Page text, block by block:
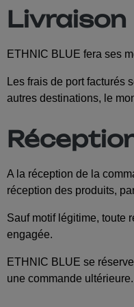
Livraison
ETHNIC BLUE fera ses
Les frais de port facturés
autres destinations, le
A la réception de la
réception des produits,
Sauf motif légitime, toute
engagée.
ETHNIC BLUE se
une commande ultérieure.